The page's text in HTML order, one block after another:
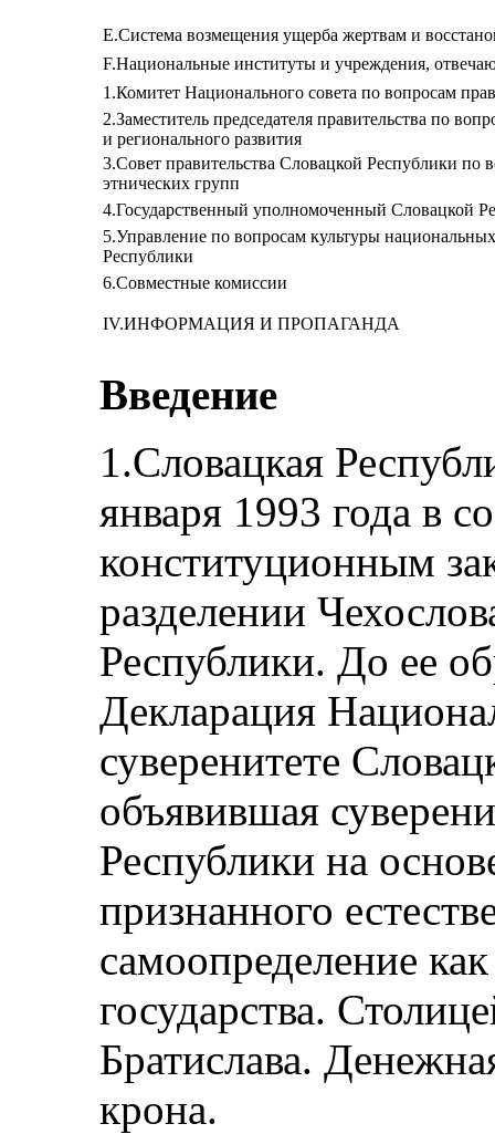
Е.Система возмещения ущерба жертвам и
F.Национальные институты и учреждения,
1.Комитет Национального совета по вопросам
2.Заместитель председателя правительства по
и регионального развития
3.Совет правительства Словацкой Республики
этнических групп
4.Государственный уполномоченный Словацкой
5.Управление по вопросам культуры
Республики
6.Совместные комиссии
IV.ИНФОРМАЦИЯ И ПРОПАГАНДА
Введение
1.Словацкая
января 1993 года в
конституционным
разделении
Республики. До ее
Декларация
суверенитете
объявившая
Республики на
признанного
самоопределение
государства.
Братислава.
крона.